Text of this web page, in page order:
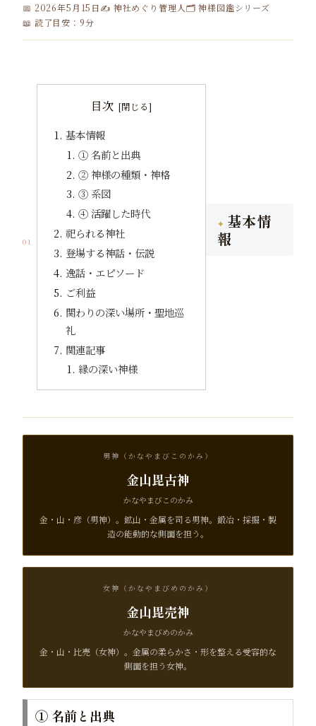
📅 2026年5月15日✍️ 神社めぐり管理人🗂 神様図鑑シリーズ
📖 読了目安：9分
01
目次
基本情報
① 名前と出典
② 神様の種類・神格
③ 系図
④ 活躍した時代
祀られる神社
登場する神話・伝説
逸話・エピソード
ご利益
関わりの深い場所・聖地巡
礼
関連記事
縁の深い神様
基本情
報
男神（かなやまびこのかみ）
金山毘古神
かなやまびこのかみ
金・山・彦（男神）。鉱山・金属を司る男神。鍛冶・採掘・製
造の能動的な側面を担う。
女神（かなやまびめのかみ）
金山毘売神
かなやまびめのかみ
金・山・比売（女神）。金属の柔らかさ・形を整える受容的な
側面を担う女神。
① 名前と出典